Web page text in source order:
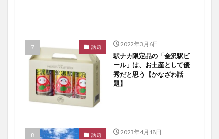
話題 2022年3月6日
駅ナカ限定品の「金沢駅ビ
ール」は、お土産として優
秀だと思う【かなざわ話
題】
話題 2023年4月18日